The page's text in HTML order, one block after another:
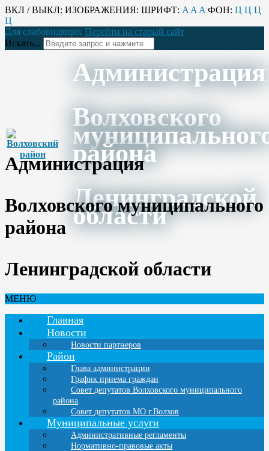
ВКЛ / ВЫКЛ: ИЗОБРАЖЕНИЯ: ШРИФТ: A A A ФОН: Ц Ц Ц
Ц
Для слабовидящих Перейти на старый сайт
Искать...
Администрация
Волховского
района
Ленинградской
области
Администрация
Волховского муниципального
района
Ленинградской области
МЕНЮ
Главная
Новости
Новости партнеров
Район
Глава администрации
График приема граждан
Совет депутатов Волховского муниципального
района
Совет депутатов МО г.Волхов
Муниципальные услуги
Административные регламенты
Нормативно-правовые акты